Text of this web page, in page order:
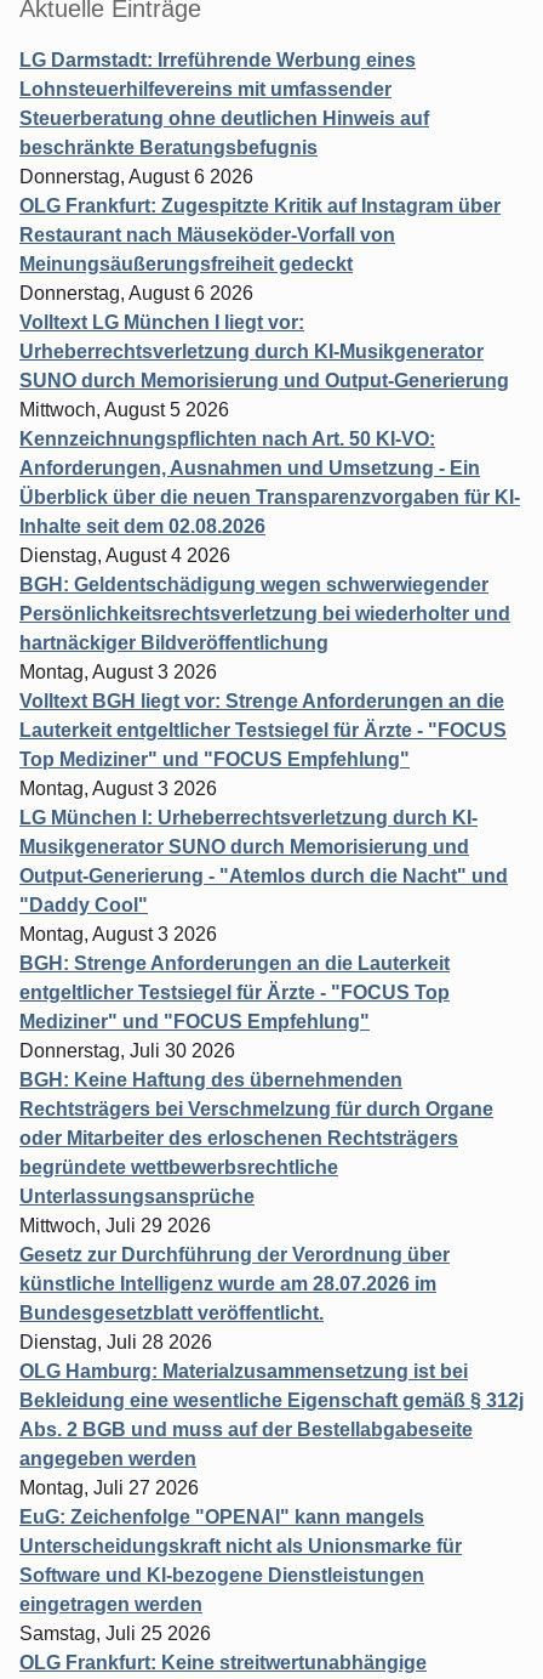
Aktuelle Einträge
LG Darmstadt: Irreführende Werbung eines
Lohnsteuerhilfevereins mit umfassender
Steuerberatung ohne deutlichen Hinweis auf
beschränkte Beratungsbefugnis
Donnerstag, August 6 2026
OLG Frankfurt: Zugespitzte Kritik auf Instagram über
Restaurant nach Mäuseköder-Vorfall von
Meinungsäußerungsfreiheit gedeckt
Donnerstag, August 6 2026
Volltext LG München I liegt vor:
Urheberrechtsverletzung durch KI-Musikgenerator
SUNO durch Memorisierung und Output-Generierung
Mittwoch, August 5 2026
Kennzeichnungspflichten nach Art. 50 KI-VO:
Anforderungen, Ausnahmen und Umsetzung - Ein
Überblick über die neuen Transparenzvorgaben für KI-
Inhalte seit dem 02.08.2026
Dienstag, August 4 2026
BGH: Geldentschädigung wegen schwerwiegender
Persönlichkeitsrechtsverletzung bei wiederholter und
hartnäckiger Bildveröffentlichung
Montag, August 3 2026
Volltext BGH liegt vor: Strenge Anforderungen an die
Lauterkeit entgeltlicher Testsiegel für Ärzte - "FOCUS
Top Mediziner" und "FOCUS Empfehlung"
Montag, August 3 2026
LG München I: Urheberrechtsverletzung durch KI-
Musikgenerator SUNO durch Memorisierung und
Output-Generierung - "Atemlos durch die Nacht" und
"Daddy Cool"
Montag, August 3 2026
BGH: Strenge Anforderungen an die Lauterkeit
entgeltlicher Testsiegel für Ärzte - "FOCUS Top
Mediziner" und "FOCUS Empfehlung"
Donnerstag, Juli 30 2026
BGH: Keine Haftung des übernehmenden
Rechtsträgers bei Verschmelzung für durch Organe
oder Mitarbeiter des erloschenen Rechtsträgers
begründete wettbewerbsrechtliche
Unterlassungsansprüche
Mittwoch, Juli 29 2026
Gesetz zur Durchführung der Verordnung über
künstliche Intelligenz wurde am 28.07.2026 im
Bundesgesetzblatt veröffentlicht.
Dienstag, Juli 28 2026
OLG Hamburg: Materialzusammensetzung ist bei
Bekleidung eine wesentliche Eigenschaft gemäß § 312j
Abs. 2 BGB und muss auf der Bestellabgabeseite
angegeben werden
Montag, Juli 27 2026
EuG: Zeichenfolge "OPENAI" kann mangels
Unterscheidungskraft nicht als Unionsmarke für
Software und KI-bezogene Dienstleistungen
eingetragen werden
Samstag, Juli 25 2026
OLG Frankfurt: Keine streitwertunabhängige